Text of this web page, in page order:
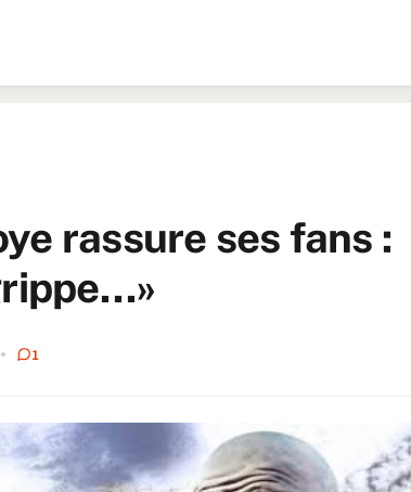
rassure ses fans :
1